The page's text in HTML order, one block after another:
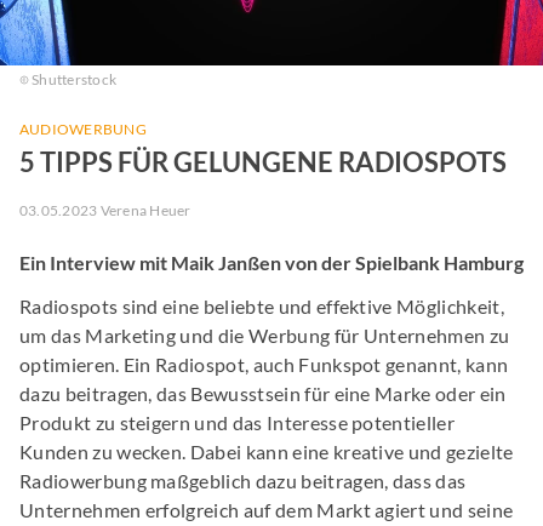
Shutterstock
AUDIOWERBUNG
5 TIPPS FÜR GELUNGENE RADIOSPOTS
03.05.2023 Verena Heuer
Ein Interview mit Maik Janßen von der Spielbank Hamburg
Radiospots sind eine beliebte und effektive Möglichkeit,
um das Marketing und die Werbung für Unternehmen zu
optimieren. Ein Radiospot, auch Funkspot genannt, kann
dazu beitragen, das Bewusstsein für eine Marke oder ein
Produkt zu steigern und das Interesse potentieller
Kunden zu wecken. Dabei kann eine kreative und gezielte
Radiowerbung maßgeblich dazu beitragen, dass das
Unternehmen erfolgreich auf dem Markt agiert und seine